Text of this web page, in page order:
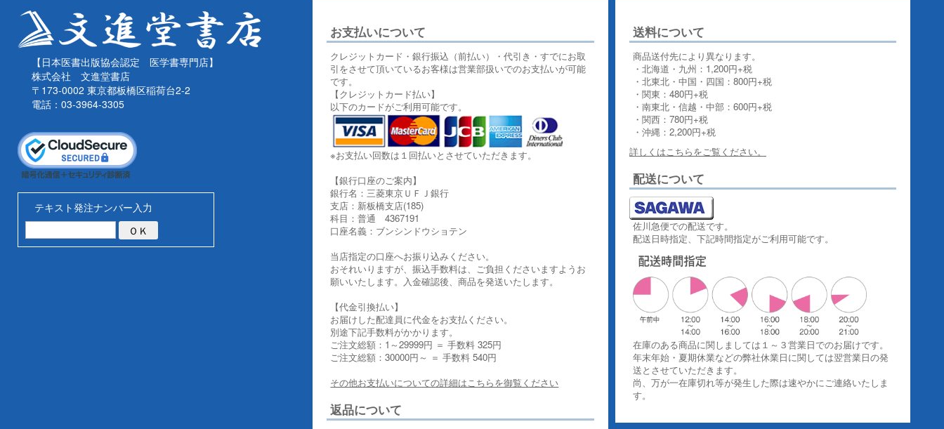
【日本医書出版協会認定 医学書専門店】
株式会社 文進堂書店
〒173-0002 東京都板橋区稲荷台2-2
電話：03-3964-3305
テキスト発注ナンバー入力
お支払いについて
クレジットカード・銀行振込（前払い）・代引き・すでにお取
引をさせて頂いているお客様は営業部扱いでのお支払いが可能
です。
【クレジットカード払い】
以下のカードがご利用可能です。
※お支払い回数は１回払いとさせていただきます。
【銀行口座のご案内】
銀行名：三菱東京ＵＦＪ銀行
支店：新板橋支店(185)
科目：普通 4367191
口座名義：ブンシンドウショテン
当店指定の口座へお振り込みください。
おそれいりますが、振込手数料は、ご負担くださいますようお
願いいたします。入金確認後、商品を発送いたします。
【代金引換払い】
お届けした配達員に代金をお支払ください。
別途下記手数料がかかります。
ご注文総額：1～29999円 ＝ 手数料 325円
ご注文総額：30000円～ ＝ 手数料 540円
その他お支払いについての詳細はこちらを御覧ください
返品について
送料について
商品送付先により異なります。
・北海道・九州：1,200円+税
・北東北・中国・四国：800円+税
・関東：480円+税
・南東北・信越・中部：600円+税
・関西：780円+税
・沖縄：2,200円+税
詳しくはこちらをご覧ください。
配送について
佐川急便での配送です。
配送日時指定、下記時間指定がご利用可能です。
在庫のある商品に関しましては１～３営業日でのお届けです。
年末年始・夏期休業などの弊社休業日に関しては翌営業日の発
送とさせていただきます。
尚、万が一在庫切れ等が発生した際は速やかにご連絡いたしま
す。